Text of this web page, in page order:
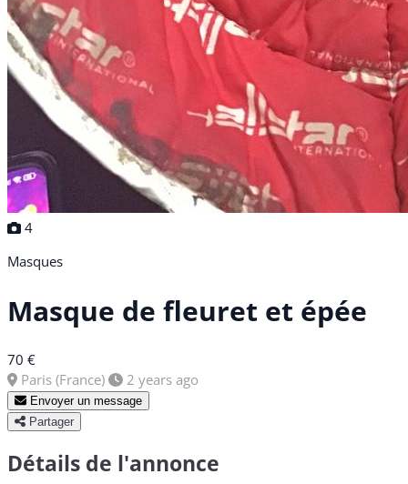
4
Masques
Masque de fleuret et épée
70 €
Paris (France)
2 years ago
Envoyer un message
Partager
Détails de l'annonce